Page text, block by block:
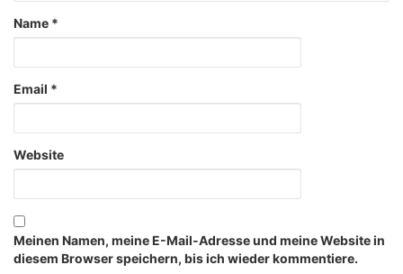
Name *
Email *
Website
Meinen Namen, meine E-Mail-Adresse und meine Website in
diesem Browser speichern, bis ich wieder kommentiere.